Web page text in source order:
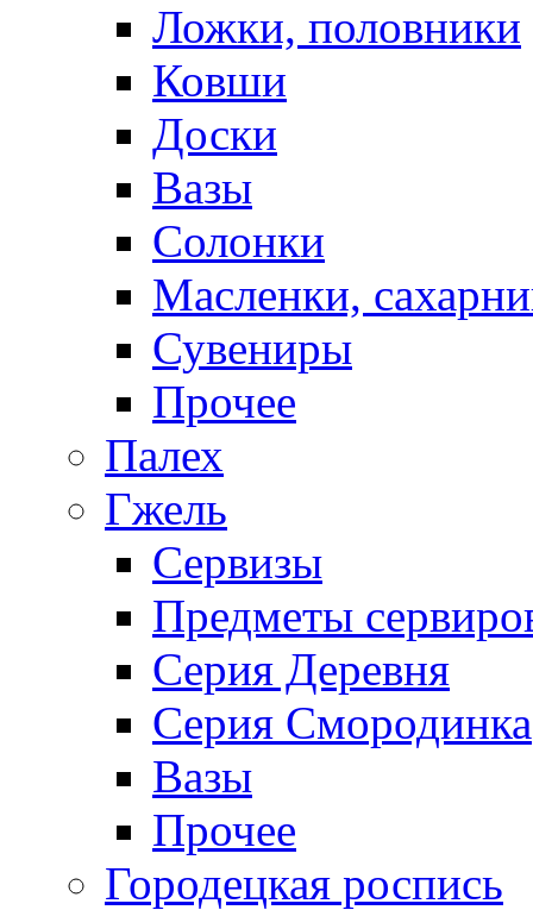
Ложки, половники
Ковши
Доски
Вазы
Солонки
Масленки,
Сувениры
Прочее
Палех
Гжель
Сервизы
Предметы
Серия Деревня
Серия Смородинка
Вазы
Прочее
Городецкая роспись